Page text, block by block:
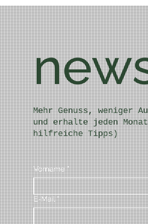
Mehr Genuss, weniger
und erhalte jeden
hilfreiche Tipps)
Vorname *
E-Mail *